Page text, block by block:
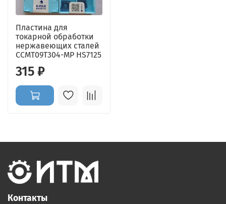
Пластина для
токарной обработки
нержавеющих сталей
CCMT09T304-MP HS7125
315 ₽
Контакты